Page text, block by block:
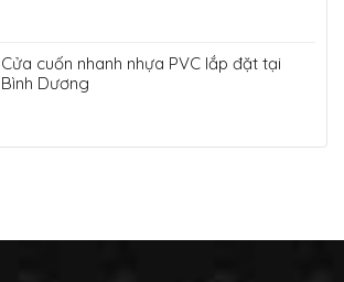
Cửa cuốn nhanh nhựa PVC lắp đặt tại
Bình Dương